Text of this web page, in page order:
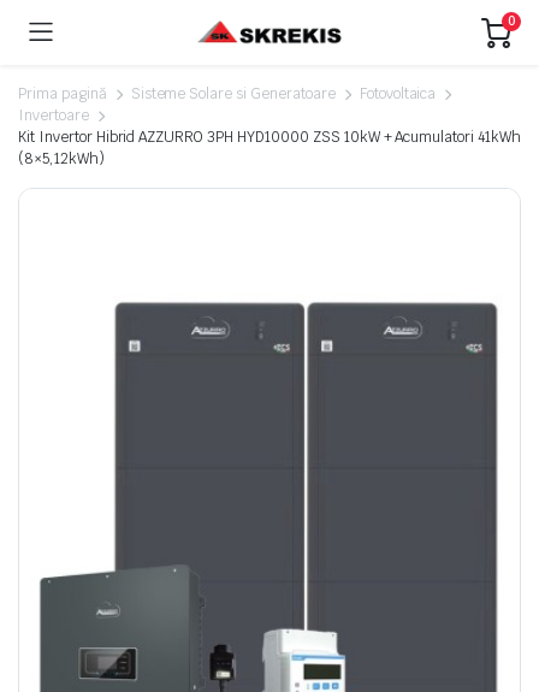
0
Prima pagină Sisteme Solare si Generatoare
Fotovoltaica
Invertoare
Kit Invertor Hibrid AZZURRO 3PH HYD10000 ZSS 10kW + Acumulatori 41kWh
(8×5,12kWh)